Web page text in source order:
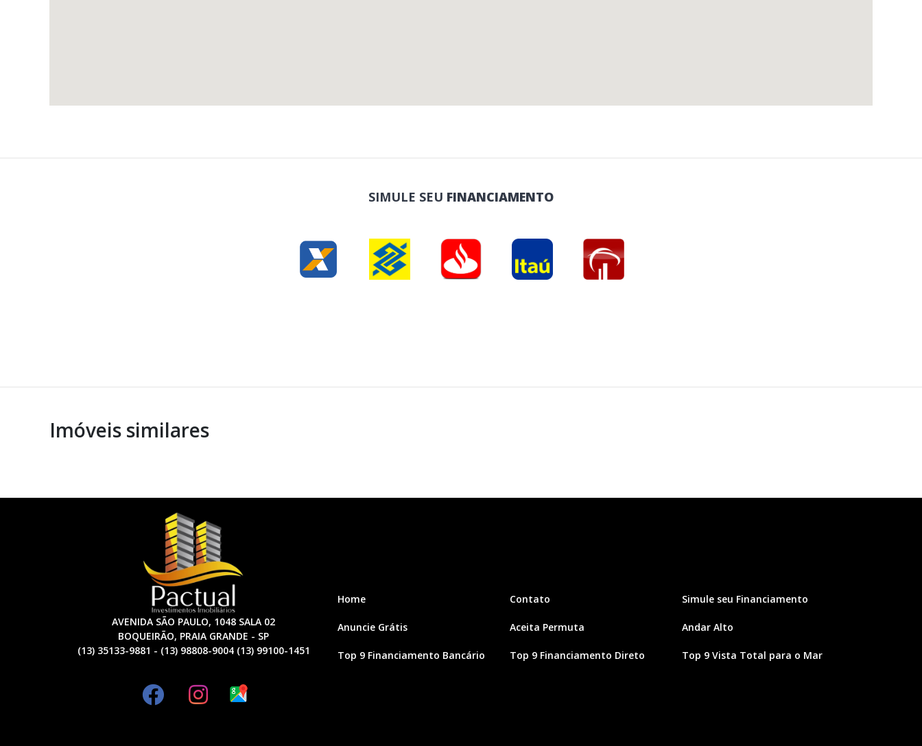
SIMULE SEU FINANCIAMENTO
Imóveis similares
AVENIDA SÃO PAULO, 1048 SALA 02
BOQUEIRÃO, PRAIA GRANDE - SP
(13) 35133-9881 - (13) 98808-9004 (13) 99100-1451
Home Contato Simule seu Financiamento
Anuncie Grátis Aceita Permuta Andar Alto
Top 9 Financiamento Bancário Top 9 Financiamento Direto Top 9 Vista Total para o Mar